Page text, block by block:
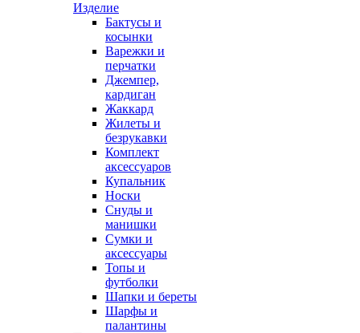
Изделие
Бактусы и
косынки
Варежки и
перчатки
Джемпер,
кардиган
Жаккард
Жилеты и
безрукавки
Комплект
аксессуаров
Купальник
Носки
Снуды и
манишки
Сумки и
аксессуары
Топы и
футболки
Шапки и береты
Шарфы и
палантины